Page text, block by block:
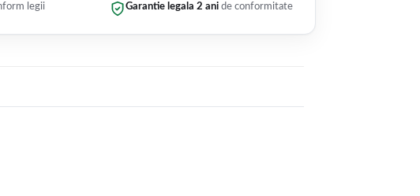
legii Garantie legala 2 ani de conformitate